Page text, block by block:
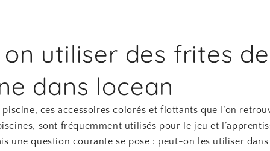
utiliser des frites de
dans locean
ces accessoires colorés et flottants que l’on
sont fréquemment utilisés pour le jeu et
une question courante se pose : peut-on les utiliser dans